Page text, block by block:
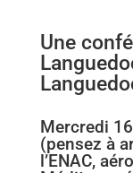
Une
Mercredi
(pensez à
l’ENAC,